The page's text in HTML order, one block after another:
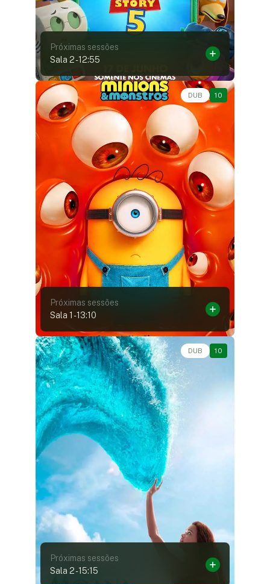
Próximas sessões
Sala 2-12:55
DUB 10
Animação, Aventura, Comédia • • 1h27
Próximas sessões
Sala 1 -13:10
DUB 10
Aventura, Fantasia, Live-Action • • 1h55
Próximas sessões
Sala 2-15:15